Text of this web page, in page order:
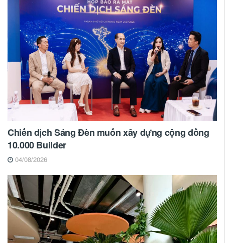
Chiến dịch Sáng Đèn muốn xây dựng cộng đồng
10.000 Builder
04/08/2026